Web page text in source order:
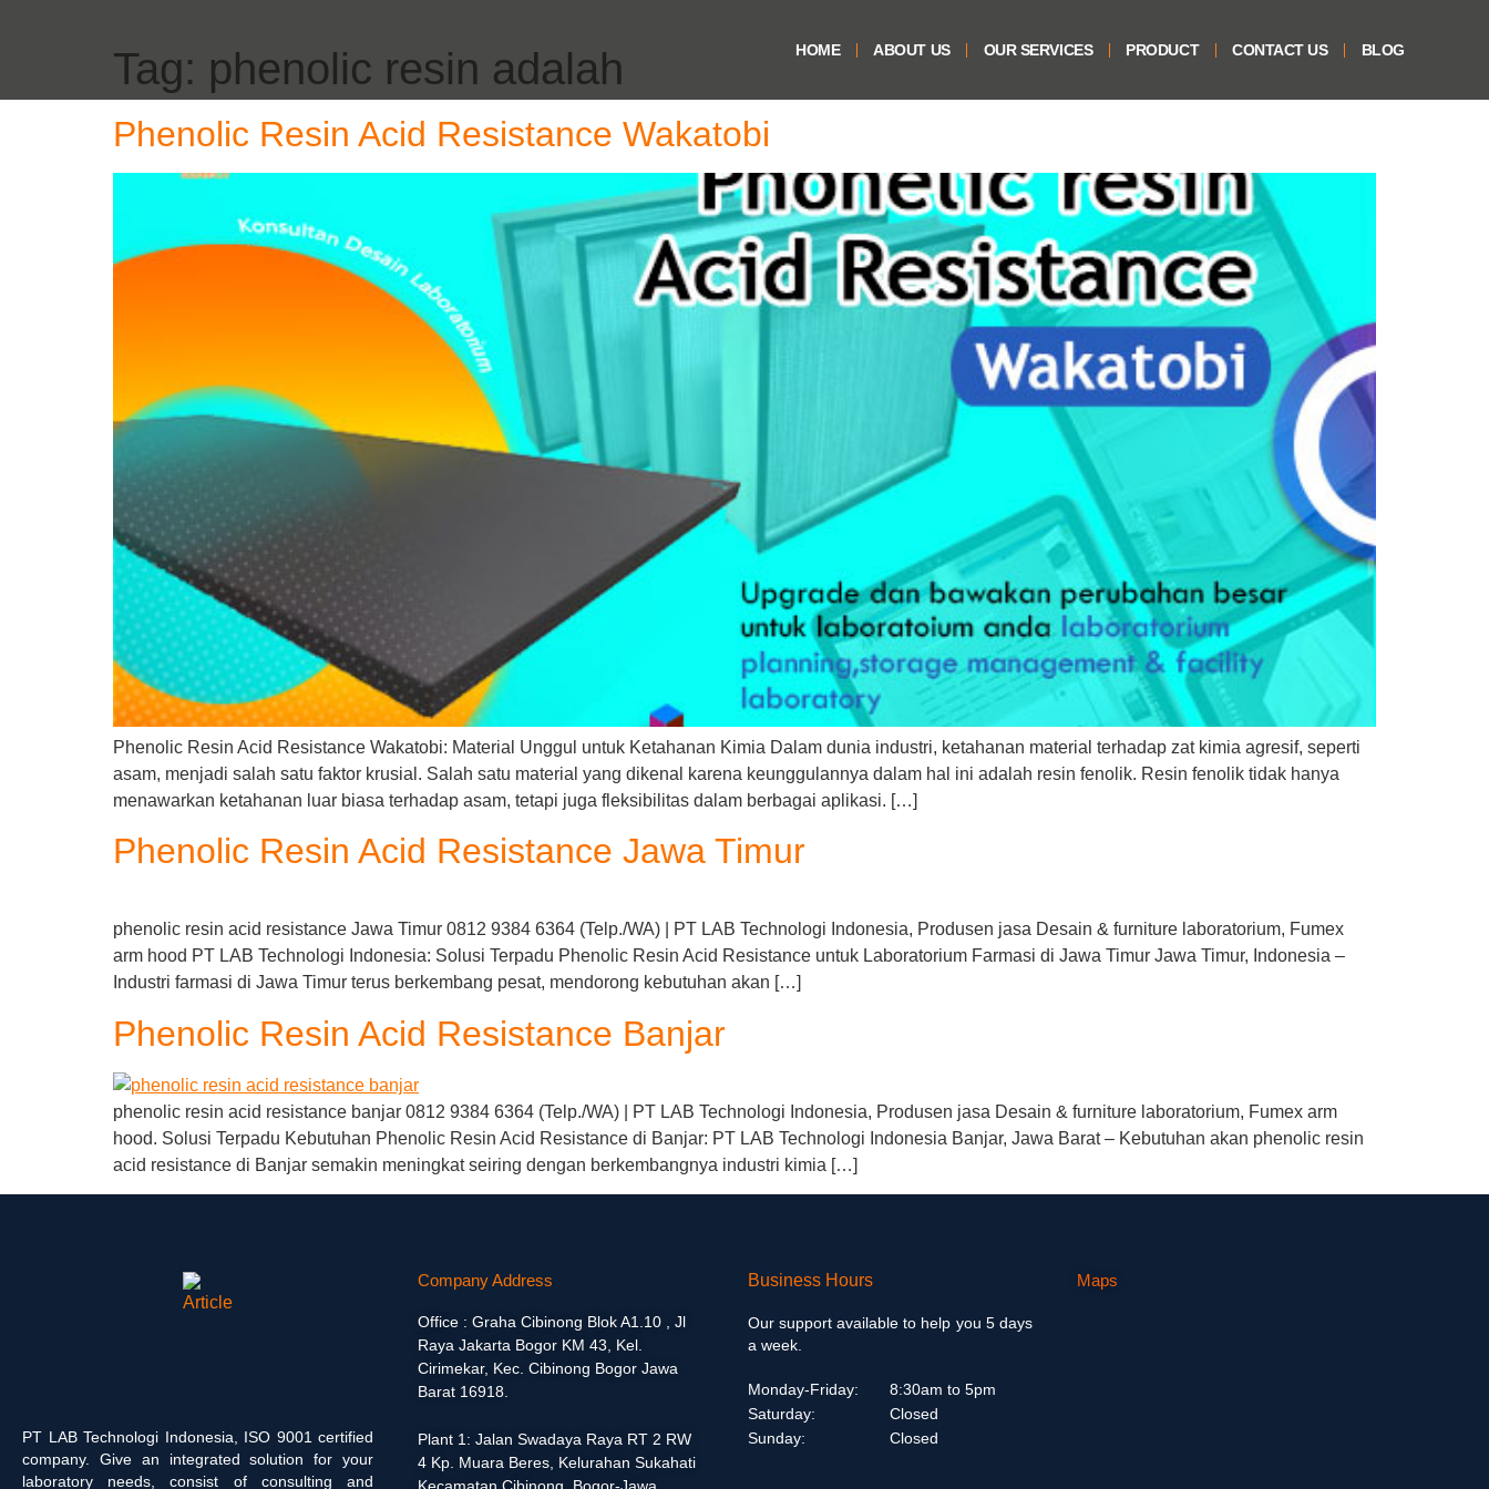
HOME ABOUT US OUR SERVICES PRODUCT CONTACT US BLOG
Tag: phenolic resin adalah
Phenolic Resin Acid Resistance Wakatobi
Phenolic Resin Acid Resistance Wakatobi: Material Unggul untuk Ketahanan Kimia Dalam dunia industri, ketahanan material terhadap zat kimia agresif, seperti
asam, menjadi salah satu faktor krusial. Salah satu material yang dikenal karena keunggulannya dalam hal ini adalah resin fenolik. Resin fenolik tidak hanya
menawarkan ketahanan luar biasa terhadap asam, tetapi juga fleksibilitas dalam berbagai aplikasi. […]
Phenolic Resin Acid Resistance Jawa Timur
phenolic resin acid resistance Jawa Timur 0812 9384 6364 (Telp./WA) | PT LAB Technologi Indonesia, Produsen jasa Desain & furniture laboratorium, Fumex
arm hood PT LAB Technologi Indonesia: Solusi Terpadu Phenolic Resin Acid Resistance untuk Laboratorium Farmasi di Jawa Timur Jawa Timur, Indonesia –
Industri farmasi di Jawa Timur terus berkembang pesat, mendorong kebutuhan akan […]
Phenolic Resin Acid Resistance Banjar
phenolic resin acid resistance banjar 0812 9384 6364 (Telp./WA) | PT LAB Technologi Indonesia, Produsen jasa Desain & furniture laboratorium, Fumex arm
hood. Solusi Terpadu Kebutuhan Phenolic Resin Acid Resistance di Banjar: PT LAB Technologi Indonesia Banjar, Jawa Barat – Kebutuhan akan phenolic resin
acid resistance di Banjar semakin meningkat seiring dengan berkembangnya industri kimia […]
PT LAB Technologi Indonesia, ISO 9001 certified
company. Give an integrated solution for your
laboratory needs, consist of consulting and
Company Address
Office : Graha Cibinong Blok A1.10 , Jl
Raya Jakarta Bogor KM 43, Kel.
Cirimekar, Kec. Cibinong Bogor Jawa
Barat 16918.
Plant 1: Jalan Swadaya Raya RT 2 RW
4 Kp. Muara Beres, Kelurahan Sukahati
Business Hours
Our support available to help you 5 days
a week.
Monday-Friday:
Saturday:
Sunday:
8:30am to 5pm
Closed
Closed
Maps